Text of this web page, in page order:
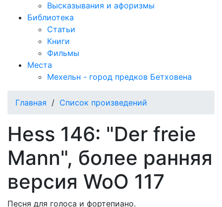
Высказывания и афоризмы
Библиотека
Статьи
Книги
Фильмы
Места
Мехельн - город предков Бетховена
Главная / Список произведений
Hess 146: "Der freie
Mann", более ранняя
версия WoO 117
Песня для голоса и фортепиано.